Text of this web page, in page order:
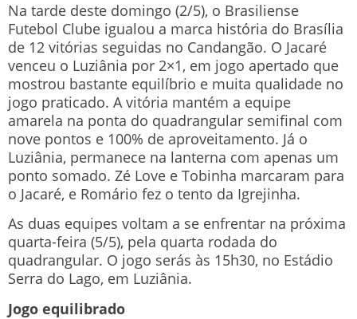
Na tarde deste domingo (2/5), o Brasiliense
Futebol Clube igualou a marca história do Brasília
de 12 vitórias seguidas no Candangão. O Jacaré
venceu o Luziânia por 2×1, em jogo apertado que
mostrou bastante equilíbrio e muita qualidade no
jogo praticado. A vitória mantém a equipe
amarela na ponta do quadrangular semifinal com
nove pontos e 100% de aproveitamento. Já o
Luziânia, permanece na lanterna com apenas um
ponto somado. Zé Love e Tobinha marcaram para
o Jacaré, e Romário fez o tento da Igrejinha.
As duas equipes voltam a se enfrentar na próxima
quarta-feira (5/5), pela quarta rodada do
quadrangular. O jogo serás às 15h30, no Estádio
Serra do Lago, em Luziânia.
Jogo equilibrado